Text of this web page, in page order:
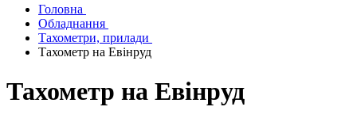
Головна
Обладнання
Тахометри, прилади
Тахометр на Евінруд
Тахометр на Евінруд